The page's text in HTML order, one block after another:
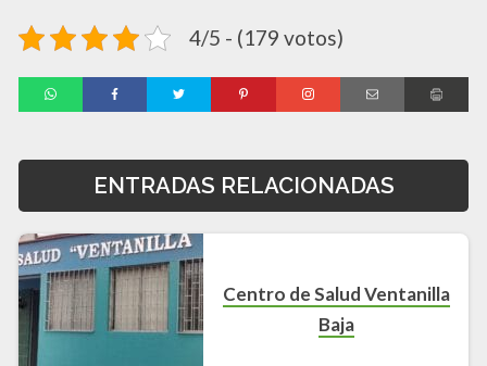
4/5 - (179 votos)
ENTRADAS RELACIONADAS
Centro de Salud Ventanilla
Baja